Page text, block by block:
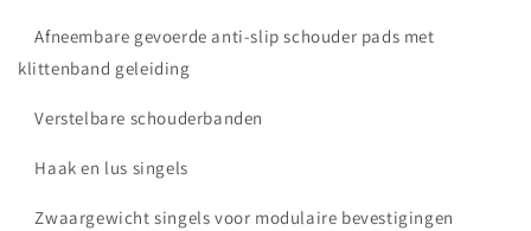
Afneembare gevoerde anti-slip schouder pads met
klittenband geleiding
Verstelbare schouderbanden
Haak en lus singels
Zwaargewicht singels voor modulaire bevestigingen